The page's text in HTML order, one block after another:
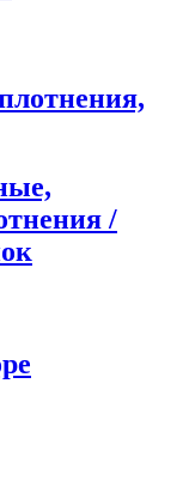
/